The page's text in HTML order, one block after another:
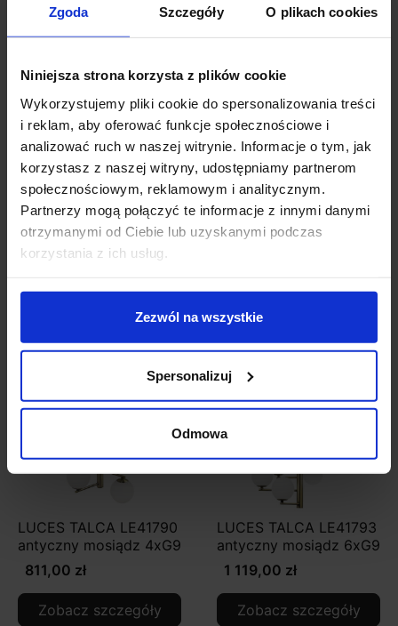
Zgoda Szczegóły O plikach cookies
Niniejsza strona korzysta z plików cookie
Wykorzystujemy pliki cookie do spersonalizowania treści
i reklam, aby oferować funkcje społecznościowe i
analizować ruch w naszej witrynie. Informacje o tym, jak
korzystasz z naszej witryny, udostępniamy partnerom
społecznościowym, reklamowym i analitycznym.
Partnerzy mogą połączyć te informacje z innymi danymi
otrzymanymi od Ciebie lub uzyskanymi podczas
korzystania z ich usług.
Zezwól na wszystkie
Spersonalizuj
Odmowa
wysokość (mm): 1500
ilość źródeł / rodzaj trzonka: 3 x G9
napięcie: 230 V
źródło w zestawie: Brak
kolor lampy: biały/złoty i odcienie złota
materiał: metal/szkło
IP: 20
Szczegóły produktu
LUCES TALCA LE41790
antyczny mosiądz 4xG9
811,00 zł
Zobacz szczegóły
LUCES TALCA LE41793
antyczny mosiądz 6xG9
1 119,00 zł
Zobacz szczegóły